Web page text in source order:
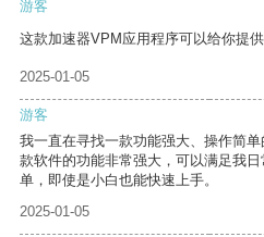
游客
这款加速器VPM应用程序可以给你提
2025-01-05
游客
我一直在寻找一款功能强大、操作简
款软件的功能非常强大，可以满足我
单，即使是小白也能快速上手。
2025-01-05